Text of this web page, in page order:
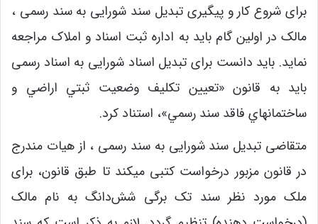
برای شروع کار و پیگیری تبدیل سند شورایی به سند رسمی ،
مالک در اولین گام باید به اداره ثبت اسناد و املاک مراجعه
نماید. باید دانست برای تبدیل اسناد شورایی به اسناد رسمی
باید به قانون «تعيين تكليف وضعيت ثبتي اراضي و
ساختمانهاي فاقد سند رسمي»، استناد کرد.
متقاضی تبدیل سند شورایی به سند رسمی ، از هیات مندرج
در قانون مزبور درخواست کتبی میکند تا طبق قانون، برای
ملک مورد نظر سند تک برگی شش‌دانگ به نام مالک